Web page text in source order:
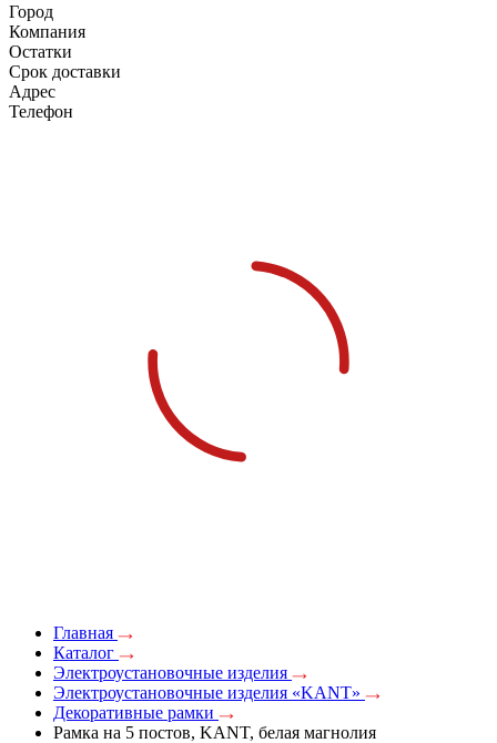
Город
Компания
Остатки
Срок доставки
Адрес
Телефон
Главная
Каталог
Электроустановочные изделия
Электроустановочные изделия «KANT»
Декоративные рамки
Рамка на 5 постов, KANT, белая магнолия